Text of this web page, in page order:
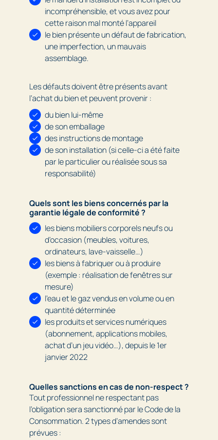
incompréhensible, et vous avez pour
cette raison mal monté l’appareil
le bien présente un défaut de fabrication,
une imperfection, un mauvais
assemblage.
Les défauts doivent être présents avant
l’achat du bien et peuvent provenir :
du bien lui-même
de son emballage
des instructions de montage
de son installation (si celle-ci a été faite
par le particulier ou réalisée sous sa
responsabilité)
Quels sont les biens concernés par la
garantie légale de conformité ?
les biens mobiliers corporels neufs ou
d’occasion (meubles, voitures,
ordinateurs, lave-vaisselle…)
les biens à fabriquer ou à produire
(exemple : réalisation de fenêtres sur
mesure)
l’eau et le gaz vendus en volume ou en
quantité déterminée
les produits et services numériques
(abonnement, applications mobiles,
achat d’un jeu vidéo…), depuis le 1er
janvier 2022
Quelles sanctions en cas de non-respect ?
Tout professionnel ne respectant pas
l’obligation sera sanctionné par le Code de la
Consommation. 2 types d’amendes sont
prévues :